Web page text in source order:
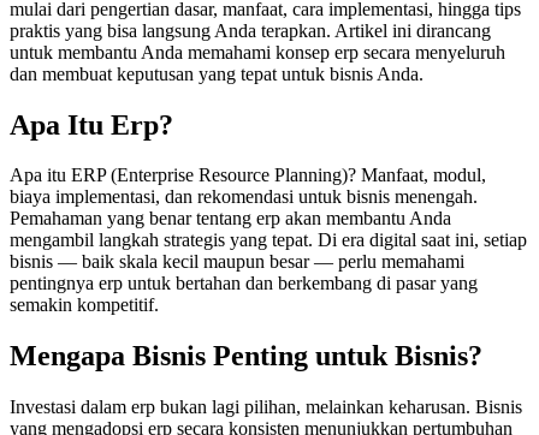
mulai dari pengertian dasar, manfaat, cara implementasi, hingga tips
praktis yang bisa langsung Anda terapkan. Artikel ini dirancang
untuk membantu Anda memahami konsep erp secara menyeluruh
dan membuat keputusan yang tepat untuk bisnis Anda.
Apa Itu Erp?
Apa itu ERP (Enterprise Resource Planning)? Manfaat, modul,
biaya implementasi, dan rekomendasi untuk bisnis menengah.
Pemahaman yang benar tentang erp akan membantu Anda
mengambil langkah strategis yang tepat. Di era digital saat ini, setiap
bisnis — baik skala kecil maupun besar — perlu memahami
pentingnya erp untuk bertahan dan berkembang di pasar yang
semakin kompetitif.
Mengapa Bisnis Penting untuk Bisnis?
Investasi dalam erp bukan lagi pilihan, melainkan keharusan. Bisnis
yang mengadopsi erp secara konsisten menunjukkan pertumbuhan